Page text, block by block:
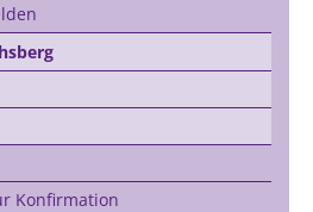
Konfirmation